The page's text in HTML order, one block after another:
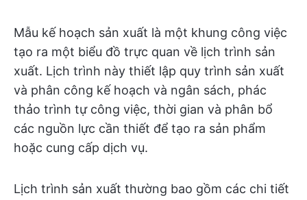
Mẫu kế hoạch sản xuất là một khung công việc
tạo ra một biểu đồ trực quan về lịch trình sản
xuất. Lịch trình này thiết lập quy trình sản xuất
và phân công kế hoạch và ngân sách, phác
thảo trình tự công việc, thời gian và phân bổ
các nguồn lực cần thiết để tạo ra sản phẩm
hoặc cung cấp dịch vụ.
Lịch trình sản xuất thường bao gồm các chi tiết